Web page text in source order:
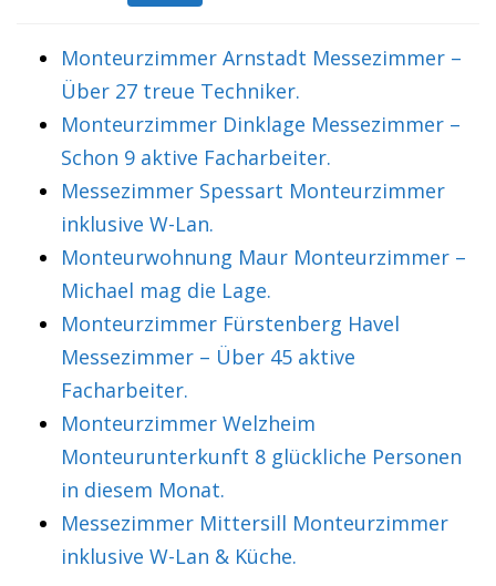
Monteurzimmer Arnstadt Messezimmer –
Über 27 treue Techniker.
Monteurzimmer Dinklage Messezimmer –
Schon 9 aktive Facharbeiter.
Messezimmer Spessart Monteurzimmer
inklusive W-Lan.
Monteurwohnung Maur Monteurzimmer –
Michael mag die Lage.
Monteurzimmer Fürstenberg Havel
Messezimmer – Über 45 aktive
Facharbeiter.
Monteurzimmer Welzheim
Monteurunterkunft 8 glückliche Personen
in diesem Monat.
Messezimmer Mittersill Monteurzimmer
inklusive W-Lan & Küche.